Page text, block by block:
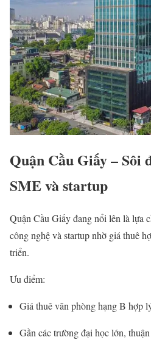
Quận Cầu Giấy – Sôi
SME và startup
Quận Cầu Giấy đang nổi lên là lựa
công nghệ và startup nhờ giá thuê
triển.
Ưu điểm:
Giá thuê văn phòng hạng B hợp
Gần các trường đại học lớn,